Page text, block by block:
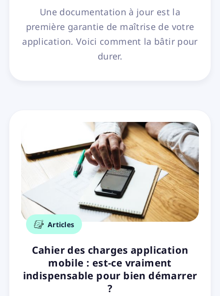
Une documentation à jour est la
première garantie de maîtrise de votre
application. Voici comment la bâtir pour
durer.
Articles
Cahier des charges application
mobile : est-ce vraiment
indispensable pour bien démarrer
?